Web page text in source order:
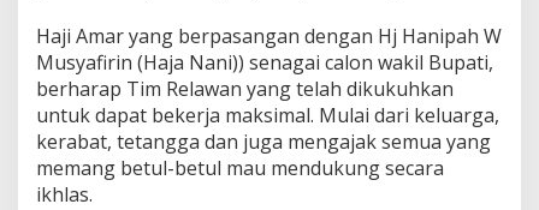
Haji Amar yang berpasangan dengan Hj Hanipah W
Musyafirin (Haja Nani)) senagai calon wakil Bupati,
berharap Tim Relawan yang telah dikukuhkan
untuk dapat bekerja maksimal. Mulai dari keluarga,
kerabat, tetangga dan juga mengajak semua yang
memang betul-betul mau mendukung secara
ikhlas.